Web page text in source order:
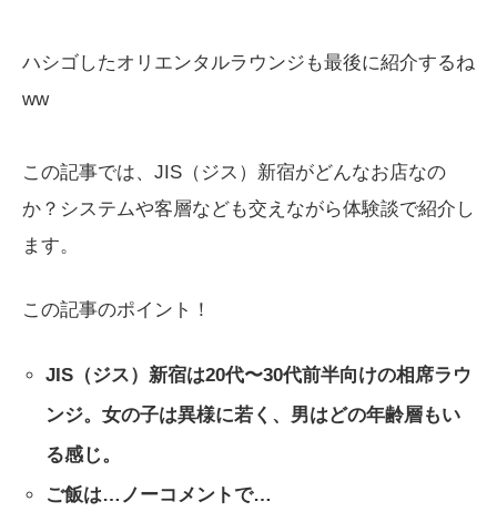
ハシゴしたオリエンタルラウンジも最後に紹介するね
ww
この記事では、JIS（ジス）新宿がどんなお店なの
か？システムや客層なども交えながら体験談で紹介し
ます。
この記事のポイント！
JIS（ジス）新宿は20代〜30代前半向けの相席ラウ
ンジ。女の子は異様に若く、男はどの年齢層もい
る感じ。
ご飯は…ノーコメントで…